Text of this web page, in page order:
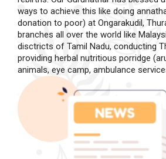
ways to achieve this like doing
donation to poor) at Ongarakudil,
branches all over the world like
disctricts of Tamil Nadu, conducting
providing herbal nutritious porridge
animals, eye camp, ambulance